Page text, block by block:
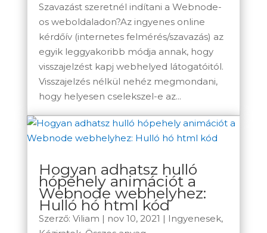
Szavazást szeretnél indítani a Webnode-
os weboldaladon?Az ingyenes online
kérdőív (internetes felmérés/szavazás) az
egyik leggyakoribb módja annak, hogy
visszajelzést kapj webhelyed látogatóitól.
Visszajelzés nélkül nehéz megmondani,
hogy helyesen cselekszel-e az...
Hogyan adhatsz hulló
hópehely animációt a
Webnode webhelyhez:
Hulló hó html kód
Szerző: Viliam | nov 10, 2021 | Ingyenesek,